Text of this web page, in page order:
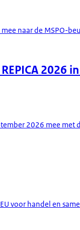
naar de MSPO-
2026
2026 mee met
voor handel en